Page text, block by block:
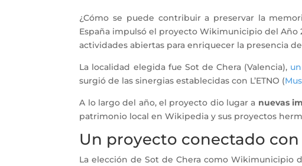
¿Cómo se puede contribuir a preservar la
España impulsó el proyecto Wikimunicipio del Año
actividades abiertas para enriquecer la presencia
La localidad elegida fue Sot de Chera (Valencia),
surgió de las sinergias establecidas con L’ETNO (
A lo largo del año, el proyecto dio lugar a nuevas
patrimonio local en Wikipedia y sus proyectos
Un proyecto conectado
La elección de Sot de Chera como Wikimunicipio